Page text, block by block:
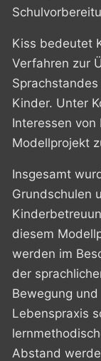
Kiss bedeutet
Verfahren zur
Kinder. Unter
Interessen
Modellprojekt
Insgesamt
Grundschulen
diesem
werden im
der
Bewegung
Lebenspraxis
Abstand